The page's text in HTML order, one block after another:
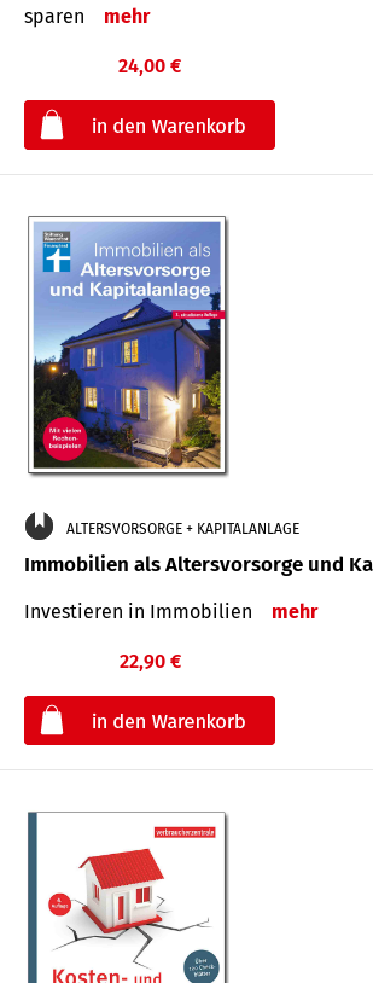
sparen
mehr
24,00 €
ALTERSVORSORGE + KAPITALANLAGE
Immobilien als Altersvorsorge und
Investieren in Immobilien mehr
22,90 €